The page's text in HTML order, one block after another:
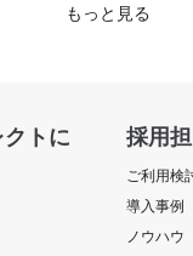
もっと見る
トに
採用
ご利用検
導入事例
ノウハウ